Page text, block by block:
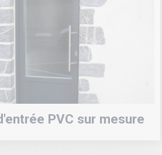
PVC sur mesure